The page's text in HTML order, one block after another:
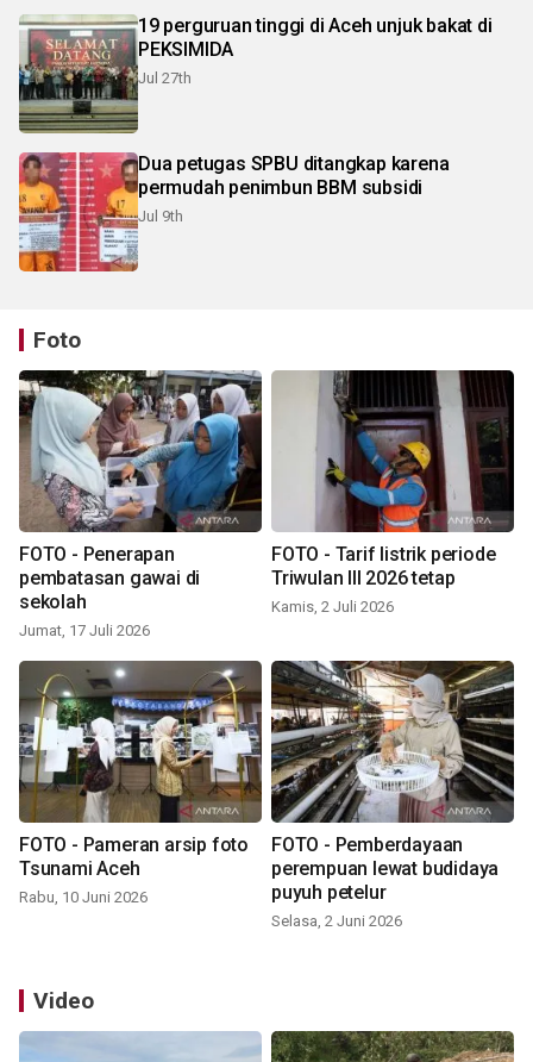
19 perguruan tinggi di Aceh unjuk bakat di
PEKSIMIDA
Jul 27th
Dua petugas SPBU ditangkap karena
permudah penimbun BBM subsidi
Jul 9th
Foto
FOTO - Penerapan
pembatasan gawai di
sekolah
Jumat, 17 Juli 2026
FOTO - Tarif listrik periode
Triwulan III 2026 tetap
Kamis, 2 Juli 2026
FOTO - Pameran arsip foto
Tsunami Aceh
Rabu, 10 Juni 2026
FOTO - Pemberdayaan
perempuan lewat budidaya
puyuh petelur
Selasa, 2 Juni 2026
Video